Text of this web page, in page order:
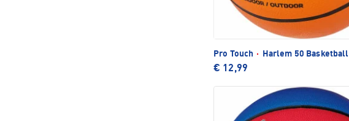
Pro Touch · Harlem 50 Basketball
€ 12,99